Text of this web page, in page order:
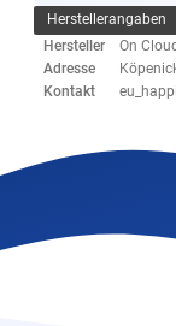
Herstellerangaben
Hersteller
On
Adresse
Kontakt